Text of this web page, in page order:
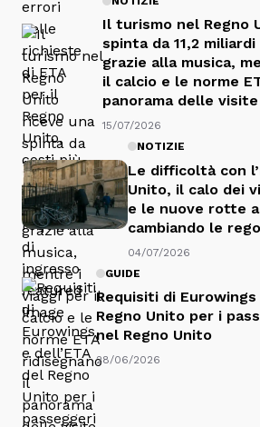
Il turismo nel Regno
spinta da 11,2
grazie alla musica,
il calcio e le norme
panorama delle visite
15/07/2026
NOTIZIE
Le difficoltà con
Unito, il calo dei
e le nuove rotte
cambiando le
04/07/2026
GUIDE
Requisiti di Eurowings
Regno Unito per i
nel Regno Unito
28/06/2026